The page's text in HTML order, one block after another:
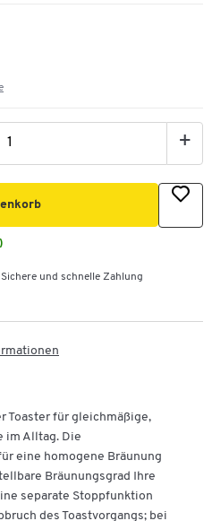
+
Sichere und schnelle Zahlung
Toaster für gleichmäßige,
im Alltag. Die
eine homogene Bräunung
Bräunungsgrad Ihre
separate Stoppfunktion
des Toastvorgangs; bei